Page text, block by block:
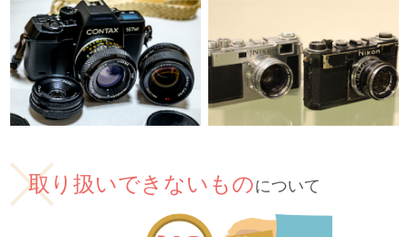
取り扱いできないものについて